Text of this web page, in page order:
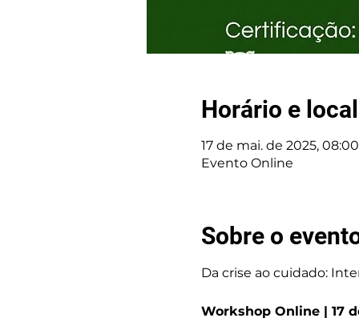
Horário e local
17 de mai. de 2025, 08:00
Evento Online
Sobre o
Da crise ao cuidado:
Workshop Online | 17